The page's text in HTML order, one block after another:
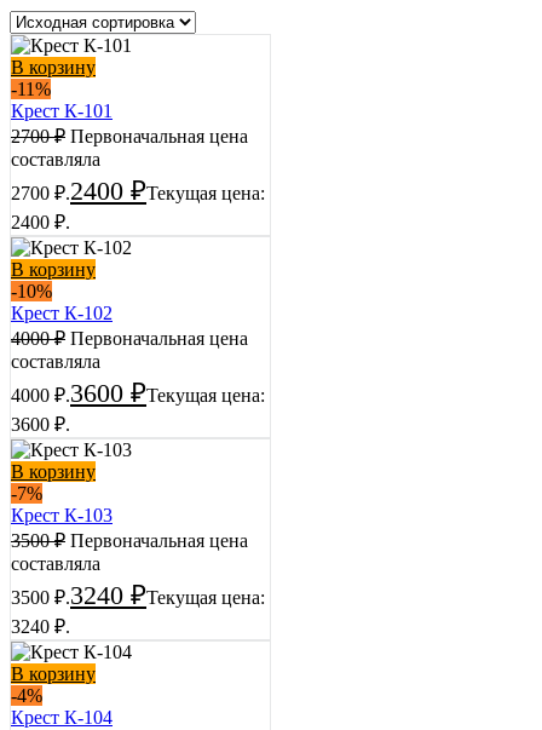
В корзину
-11%
Крест К-101
2700₽ Первоначальная цена
составляла
2700 ₽.2400 ₽Текущая цена:
2400 ₽.
В корзину
-10%
Крест К-102
4000₽ Первоначальная цена
составляла
4000 ₽.3600 ₽Текущая цена:
3600 ₽.
В корзину
-7%
Крест К-103
3500₽ Первоначальная цена
составляла
3500 ₽.3240 ₽Текущая цена:
3240 ₽.
В корзину
-4%
Крест К-104